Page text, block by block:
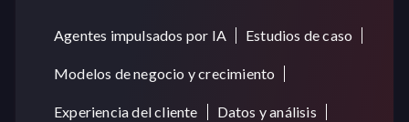
Agentes impulsados por IA Estudios de caso
Modelos de negocio y crecimiento
Experiencia del cliente Datos y análisis